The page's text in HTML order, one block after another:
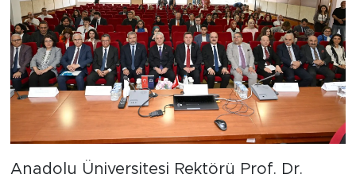
Anadolu Üniversitesi Rektörü Prof. Dr.